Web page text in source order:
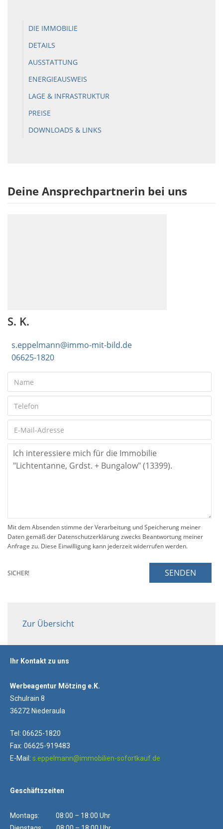
DIE IMMOBILIE
DETAILS
AUSSTATTUNG
ENERGIEAUSWEIS
LAGE & INFRASTRUKTUR
PREISE
DOWNLOADS & LINKS
Deine Ansprechpartnerin bei uns
S. K.
s.eppelmann@immo-mit-bild.de
06625-1820
Mit dem Absenden stimme der Verarbeitung und Speicherung meiner
Daten gemäß der Datenschutzerklärung zwecks Beantwortung meiner
Anfrage zu. Diese Einwilligung kann jederzeit widerrufen werden.
SICHER! SENDEN
Zur Übersicht
Ihr Kontakt zu uns
Werbeagentur Mötzing e.K.
Schulrain 8
36272 Niederaula
Tel: 06625-1820
Fax: 06625-919483
E-Mail: s.eppelmann@immobilien-sofortkauf.de
Geschäftszeiten
Montags: 08:00 – 18:00 Uhr